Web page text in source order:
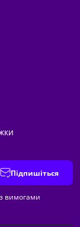
Підпишіться
з вимогами